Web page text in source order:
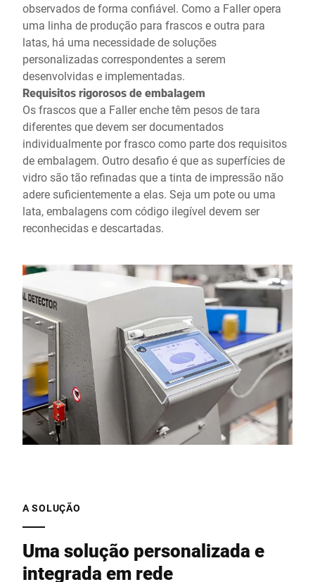
observados de forma confiável. Como a Faller opera
uma linha de produção para frascos e outra para
latas, há uma necessidade de soluções
personalizadas correspondentes a serem
desenvolvidas e implementadas.
Requisitos rigorosos de embalagem
Os frascos que a Faller enche têm pesos de tara
diferentes que devem ser documentados
individualmente por frasco como parte dos requisitos
de embalagem. Outro desafio é que as superfícies de
vidro são tão refinadas que a tinta de impressão não
adere suficientemente a elas. Seja um pote ou uma
lata, embalagens com código ilegível devem ser
reconhecidas e descartadas.
A SOLUÇÃO
Uma solução personalizada e
integrada em rede